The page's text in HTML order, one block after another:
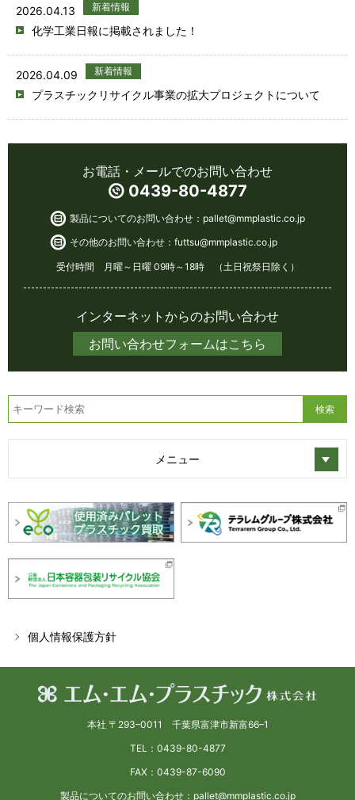
2026.04.13 新着情報
化学工業日報に掲載されました！
2026.04.09 新着情報
プラスチックリサイクル事業の拡大プロジェクトについて
お電話・メールでのお問い合わせ
0439-80-4877
製品についてのお問い合わせ： pallet@mmplastic.co.jp
その他のお問い合わせ： futtsu@mmplastic.co.jp
受付時間 月曜～日曜 09時～18時 （土日祝祭日除く）
インターネットからのお問い合わせ
お問い合わせフォームはこちら
メニュー
個人情報保護方針
本社 〒293–0011 千葉県富津市新富66–1
TEL：0439-80-4877
FAX：0439-87-6090
製品についてのお問い合わせ：pallet@mmplastic.co.jp